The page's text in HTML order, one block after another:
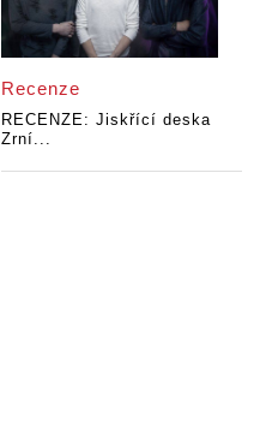
Recenze
RECENZE: Jiskřící deska
Zrní...